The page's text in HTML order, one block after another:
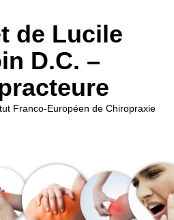
de Lucile
D.C. –
Franco-Européen de Chiropraxie